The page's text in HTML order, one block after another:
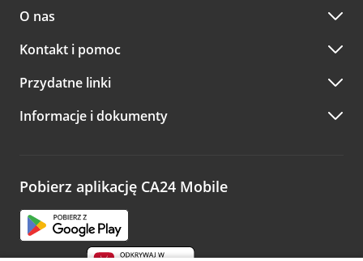
O nas
Kontakt i pomoc
Przydatne linki
Informacje i dokumenty
Pobierz aplikację CA24 Mobile